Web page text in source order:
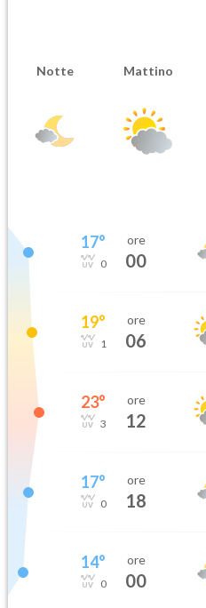
Notte Mattino
17°
0
ore
00
19°
1
ore
06
23°
3
ore
12
17°
0
ore
18
14°
0
ore
00